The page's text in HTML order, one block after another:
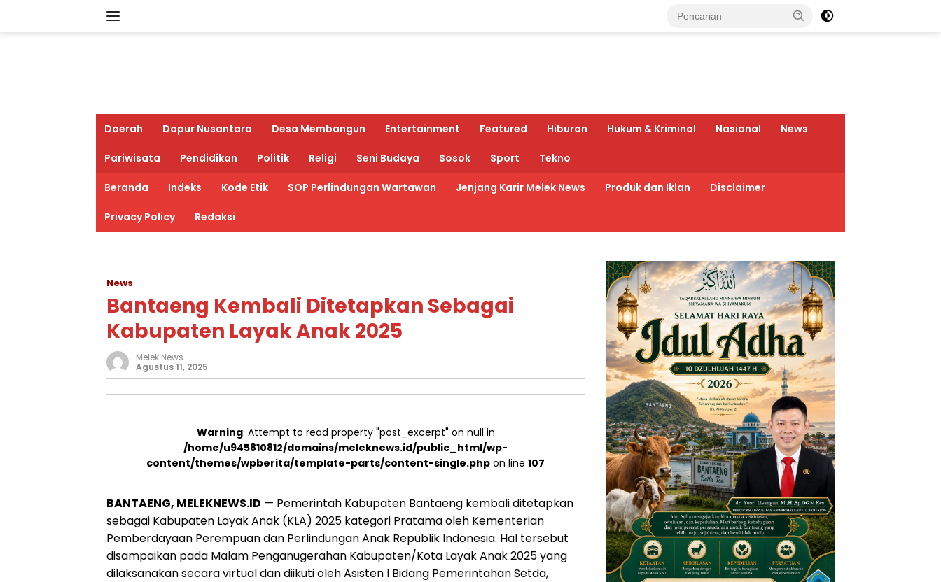
Daerah Dapur Nusantara Desa Membangun Entertainment Featured Hiburan Hukum & Kriminal Nasional News
Pariwisata Pendidikan Politik Religi Seni Budaya Sosok Sport Tekno
Beranda Indeks Kode Etik SOP Perlindungan Wartawan Jenjang Karir Melek News Produk dan Iklan Disclaimer
Privacy Policy Redaksi
News
Bantaeng Kembali Ditetapkan Sebagai
Kabupaten Layak Anak 2025
Melek News
Agustus 11, 2025
Warning: Attempt to read property "post_excerpt" on null in
/home/u945810812/domains/meleknews.id/public_html/wp-
content/themes/wpberita/template-parts/content-single.php on line107
BANTAENG, MELEKNEWS.ID — Pemerintah Kabupaten Bantaeng kembali ditetapkan
sebagai Kabupaten Layak Anak (KLA) 2025 kategori Pratama oleh Kementerian
Pemberdayaan Perempuan dan Perlindungan Anak Republik Indonesia. Hal tersebut
disampaikan pada Malam Penganugerahan Kabupaten/Kota Layak Anak 2025 yang
dilaksanakan secara virtual dan diikuti oleh Asisten I Bidang Pemerintahan Setda,